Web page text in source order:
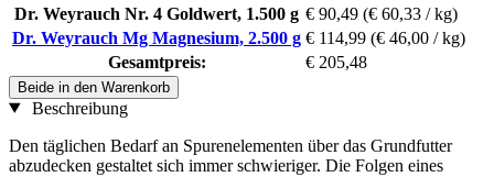
Dr. Weyrauch Nr. 4 Goldwert, 1.500 g € 90,49 (€ 60,33 / kg)
Dr. Weyrauch Mg Magnesium, 2.500 g € 114,99 (€ 46,00 / kg)
Gesamtpreis:
€ 205,48
Beide in den Warenkorb
Beschreibung
Den täglichen Bedarf an Spurenelementen über das Grundfutter
abzudecken gestaltet sich immer schwieriger. Die Folgen eines